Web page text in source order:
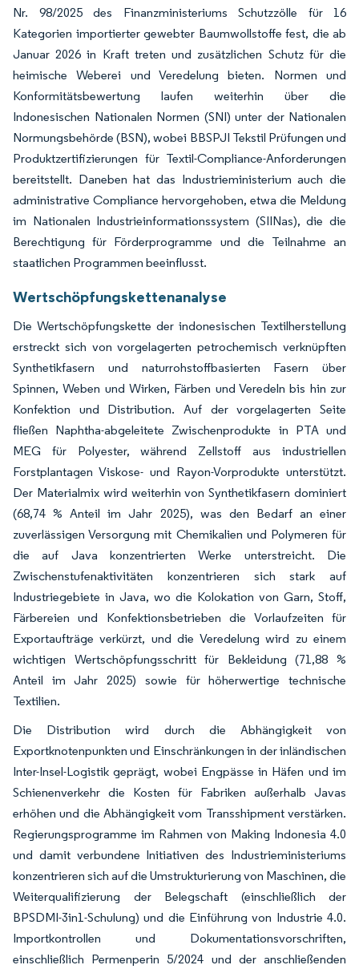
Nr. 98/2025 des Finanzministeriums Schutzzölle für 16
Kategorien importierter gewebter Baumwollstoffe fest, die ab
Januar 2026 in Kraft treten und zusätzlichen Schutz für die
heimische Weberei und Veredelung bieten. Normen und
Konformitätsbewertung laufen weiterhin über die
Indonesischen Nationalen Normen (SNI) unter der Nationalen
Normungsbehörde (BSN), wobei BBSPJI Tekstil Prüfungen und
Produktzertifizierungen für Textil-Compliance-Anforderungen
bereitstellt. Daneben hat das Industrieministerium auch die
administrative Compliance hervorgehoben, etwa die Meldung
im Nationalen Industrieinformationssystem (SIINas), die die
Berechtigung für Förderprogramme und die Teilnahme an
staatlichen Programmen beeinflusst.
Wertschöpfungskettenanalyse
Die Wertschöpfungskette der indonesischen Textilherstellung
erstreckt sich von vorgelagerten petrochemisch verknüpften
Synthetikfasern und naturrohstoffbasierten Fasern über
Spinnen, Weben und Wirken, Färben und Veredeln bis hin zur
Konfektion und Distribution. Auf der vorgelagerten Seite
fließen Naphtha-abgeleitete Zwischenprodukte in PTA und
MEG für Polyester, während Zellstoff aus industriellen
Forstplantagen Viskose- und Rayon-Vorprodukte unterstützt.
Der Materialmix wird weiterhin von Synthetikfasern dominiert
(68,74 % Anteil im Jahr 2025), was den Bedarf an einer
zuverlässigen Versorgung mit Chemikalien und Polymeren für
die auf Java konzentrierten Werke unterstreicht. Die
Zwischenstufenaktivitäten konzentrieren sich stark auf
Industriegebiete in Java, wo die Kolokation von Garn, Stoff,
Färbereien und Konfektionsbetrieben die Vorlaufzeiten für
Exportaufträge verkürzt, und die Veredelung wird zu einem
wichtigen Wertschöpfungsschritt für Bekleidung (71,88 %
Anteil im Jahr 2025) sowie für höherwertige technische
Textilien.
Die Distribution wird durch die Abhängigkeit von
Exportknotenpunkten und Einschränkungen in der inländischen
Inter-Insel-Logistik geprägt, wobei Engpässe in Häfen und im
Schienenverkehr die Kosten für Fabriken außerhalb Javas
erhöhen und die Abhängigkeit vom Transshipment verstärken.
Regierungsprogramme im Rahmen von Making Indonesia 4.0
und damit verbundene Initiativen des Industrieministeriums
konzentrieren sich auf die Umstrukturierung von Maschinen, die
Weiterqualifizierung der Belegschaft (einschließlich der
BPSDMI-3in1-Schulung) und die Einführung von Industrie 4.0.
Importkontrollen und Dokumentationsvorschriften,
einschließlich Permenperin 5/2024 und der anschließenden